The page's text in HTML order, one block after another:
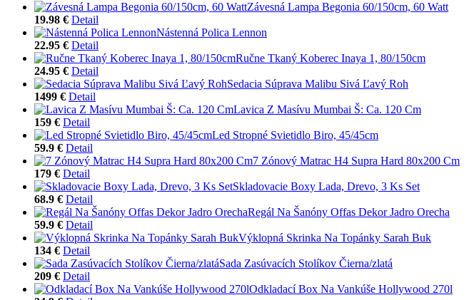
Závesná Lampa Begonia 60/150cm, 60 Watt
19.98 € Detail
Nástenná Polica Lennon
22.95 € Detail
Ručne Tkaný Koberec Inaya 1, 80/150cm
24.95 € Detail
Sedacia Súprava Malibu Sivá Ľavý Roh
1499 € Detail
Lavica Z Masívu Mumbai Š: Ca. 120 Cm
159 € Detail
Led Stropné Svietidlo Biro, 45/45cm
59.9 € Detail
7 Zónový Matrac H4 Supra Hard 80x200 Cm
179 € Detail
Skladovacie Boxy Lada, Drevo, 3 Ks Set
68.9 € Detail
Regál Na Šanóny Offas Dekor Jadro Orecha
59.9 € Detail
Výklopná Skrinka Na Topánky Sarah Buk
134 € Detail
Sada Zasúvacích Stolíkov Čierna/zlatá
209 € Detail
Odkladací Box Na Vankúše Hollywood 270l